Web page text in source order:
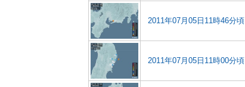
2011年07月05日11時46分頃
2011年07月05日11時00分頃